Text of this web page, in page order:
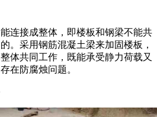
连接成整体，即楼板和钢梁不能共
。采用钢筋混凝土梁来加固楼板，
体共同工作，既能承受静力荷载又
在防腐烛问题。